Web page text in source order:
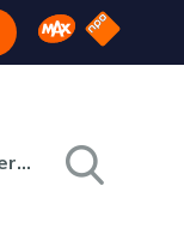
Omroep MAX
NPO
Registreren